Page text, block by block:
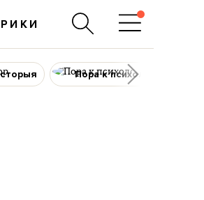
Пора к психологу